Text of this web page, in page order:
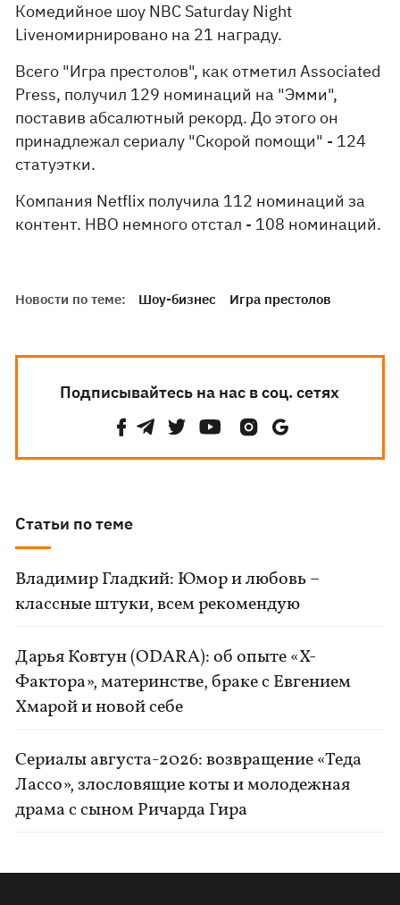
Комедийное шоу NBC Saturday Night
Liveномирнировано на 21 награду.
Всего "Игра престолов", как отметил Associated
Press, получил 129 номинаций на "Эмми",
поставив абсалютный рекорд. До этого он
принадлежал сериалу "Скорой помощи" - 124
статуэтки.
Компания Netflix получила 112 номинаций за
контент. HBO немного отстал - 108 номинаций.
Новости по теме: Шоу-бизнес Игра престолов
Подписывайтесь на нас в соц. сетях
Статьи по теме
Владимир Гладкий: Юмор и любовь –
классные штуки, всем рекомендую
Дарья Ковтун (ODARA): об опыте «Х-
Фактора», материнстве, браке с Евгением
Хмарой и новой себе
Сериалы августа-2026: возвращение «Теда
Лассо», злословящие коты и молодежная
драма с сыном Ричарда Гира